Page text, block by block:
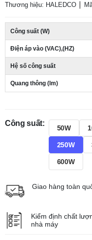
Thương hiệu: HALEDCO
Công suất (W)
Điện áp vào (VAC),(HZ)
Hệ số công suất
Quang thông (lm)
Công suất:
50W
250W
600W
Giao hàng toàn
Kiểm định chất
nhà máy